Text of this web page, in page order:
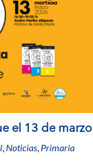
el 13 de marzo
, Noticias, Primaria